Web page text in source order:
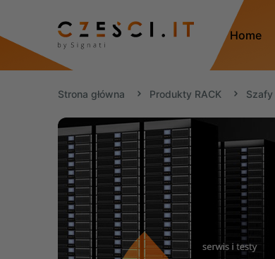
Home
Strona główna Produkty RACK